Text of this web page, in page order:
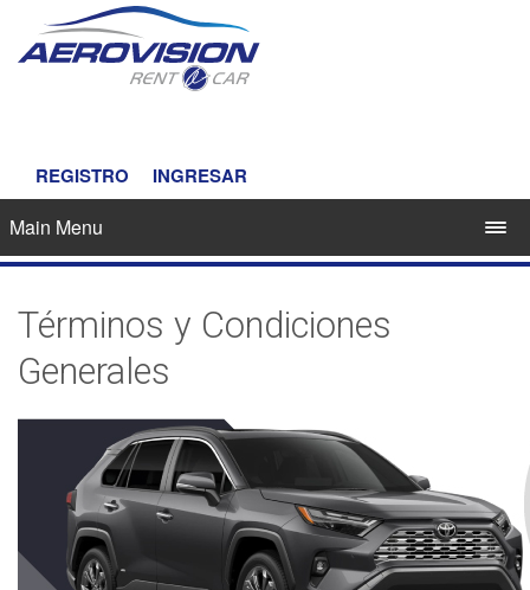
REGISTRO INGRESAR
Main Menu
Términos y Condiciones
Generales